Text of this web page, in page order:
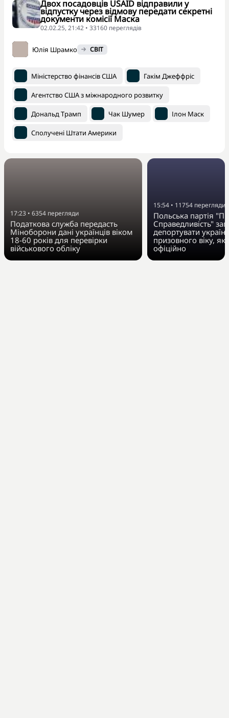
Двох посадовців USAID відправили у
відпустку через відмову передати секретні
документи комісії Маска
02.02.25, 21:42 • 33160 переглядiв
Юлія Шрамко СВІТ
Міністерство фінансів США Гакім Джеффріс
Агентство США з міжнародного розвитку
Дональд Трамп Чак Шумер Ілон Маск
Сполучені Штати Америки
17:23 • 6354 перегляди
Податкова служба передасть
Міноборони дані українців віком
18-60 років для перевірки
військового обліку
15:54 • 11754 перегляди
Польська партія
Справедливість"
депортувати
призовного віку,
офіційно